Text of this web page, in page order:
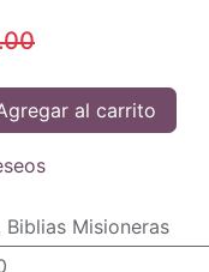
al carrito
Biblias Misioneras